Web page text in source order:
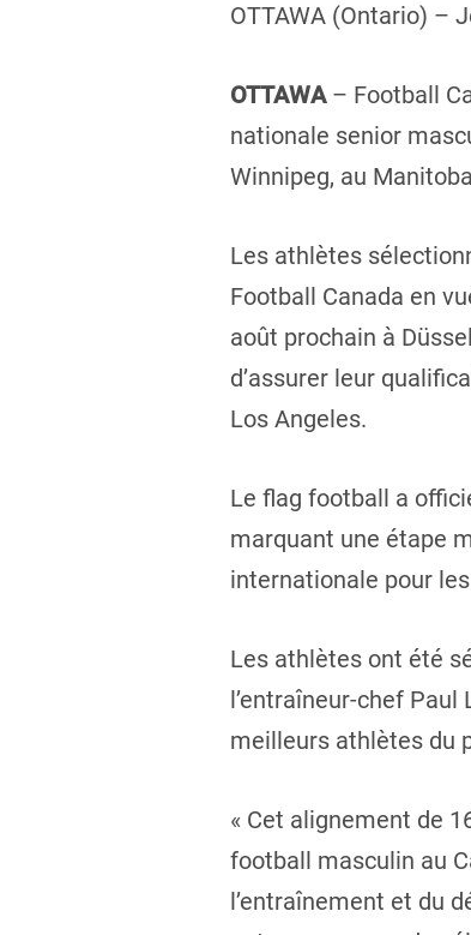
OTTAWA (Ontario) –
OTTAWA – Football
nationale senior
Winnipeg, au
Les athlètes
Football Canada en
août prochain à
d’assurer leur
Los Angeles.
Le flag football a
marquant une étape
internationale pour
Les athlètes ont été
l’entraîneur-chef
meilleurs athlètes du
« Cet alignement de
football masculin au
l’entraînement et du